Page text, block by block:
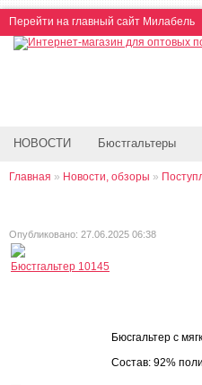
Перейти на главный сайт Милабель
НОВОСТИ Бюстгальтеры
Главная » Новости, обзоры »
Опубликовано: 27.06.2025 06:38
Бюстгальтер 10145
Бюсгальтер с
Состав: 92%